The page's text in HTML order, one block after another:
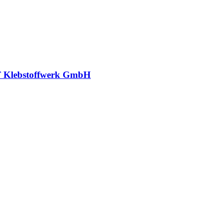
Klebstoffwerk GmbH